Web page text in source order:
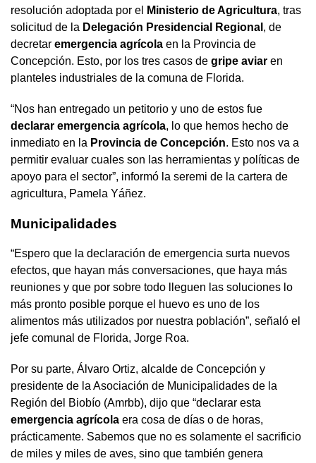
resolución adoptada por el
Ministerio de Agricultura, tras
solicitud de la Delegación Presidencial Regional , de
decretar emergencia agrícola en la Provincia de
Concepción. Esto, por los tres casos de gripe aviar en
planteles industriales de la comuna de Florida.
“Nos han entregado un petitorio y uno de estos fue
declarar emergencia agrícola, lo que hemos hecho de
inmediato en la Provincia de Concepción. Esto nos va a
permitir evaluar cuales son las herramientas y políticas de
apoyo para el sector”, informó la seremi de la cartera de
agricultura, Pamela Yáñez.
Municipalidades
“Espero que la declaración de emergencia surta nuevos
efectos, que hayan más conversaciones, que haya más
reuniones y que por sobre todo lleguen las soluciones lo
más pronto posible porque el huevo es uno de los
alimentos más utilizados por nuestra población”, señaló el
jefe comunal de Florida, Jorge Roa.
Por su parte, Álvaro Ortiz, alcalde de Concepción y
presidente de la Asociación de Municipalidades de la
Región del Biobío (Amrbb), dijo que “declarar esta
emergencia agrícola era cosa de días o de horas,
prácticamente. Sabemos que no es solamente el sacrificio
de miles y miles de aves, sino que también genera